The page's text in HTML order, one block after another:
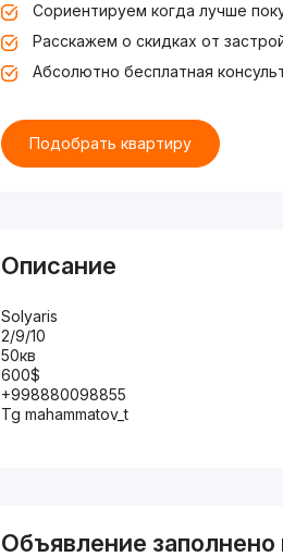
Сориентируем когда лучше
Расскажем о скидках от
Абсолютно бесплатная
Подобрать квартиру
Описание
Solyaris
2/9/10
50кв
600$
+998880098855
Tg mahammatov_t
Объявление заполнено